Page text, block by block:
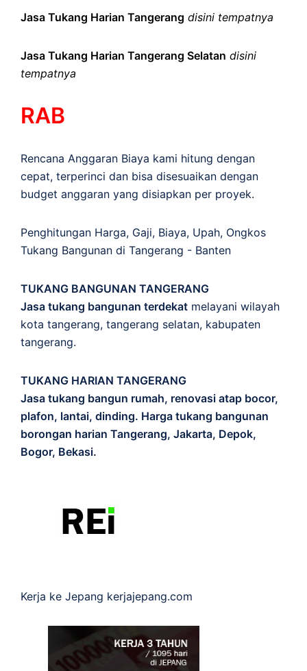
Jasa Tukang Harian Tangerang disini tempatnya
Jasa Tukang Harian Tangerang Selatan disini
tempatnya
RAB
Rencana Anggaran Biaya kami hitung dengan
cepat, terperinci dan bisa disesuaikan dengan
budget anggaran yang disiapkan per proyek.
Penghitungan Harga, Gaji, Biaya, Upah, Ongkos
Tukang Bangunan di Tangerang - Banten
TUKANG BANGUNAN TANGERANG
Jasa tukang bangunan terdekat melayani wilayah
kota tangerang, tangerang selatan, kabupaten
tangerang.
TUKANG HARIAN TANGERANG
Jasa tukang bangun rumah, renovasi atap bocor,
plafon, lantai, dinding. Harga tukang bangunan
borongan harian Tangerang, Jakarta, Depok,
Bogor, Bekasi.
Kerja ke Jepang kerjajepang.com